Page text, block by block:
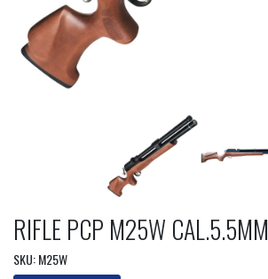
RIFLE PCP M25W CAL.5.5MM
SKU: M25W